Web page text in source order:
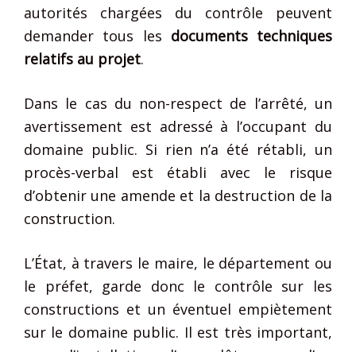
autorités chargées du contrôle peuvent
demander tous les documents techniques
relatifs au projet.
Dans le cas du non-respect de l’arrêté, un
avertissement est adressé à l’occupant du
domaine public. Si rien n’a été rétabli, un
procès-verbal est établi avec le risque
d’obtenir une amende et la destruction de la
construction.
L’État, à travers le maire, le département ou
le préfet, garde donc le contrôle sur les
constructions et un éventuel empiètement
sur le domaine public. Il est très important,